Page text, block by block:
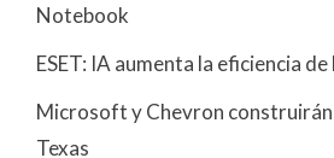
Notebook
ESET: IA aumenta la eficiencia
Microsoft y Chevron construirán
Texas